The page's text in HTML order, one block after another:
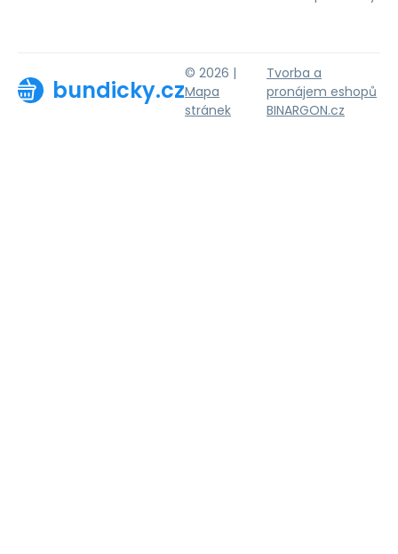
bundicky.cz
© 2026 |
Mapa
stránek
Tvorba a
pronájem eshopů
BINARGON.cz